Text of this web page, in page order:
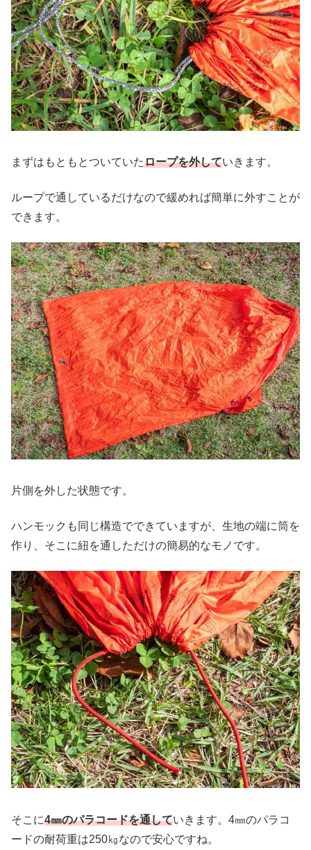
まずはもともとついていたロープを外していきます。
ループで通しているだけなので緩めれば簡単に外すことが
できます。
片側を外した状態です。
ハンモックも同じ構造でできていますが、生地の端に筒を
作り、そこに紐を通しただけの簡易的なモノです。
そこに4㎜のパラコードを通していきます。4㎜のパラコ
ードの耐荷重は250㎏なので安心ですね。